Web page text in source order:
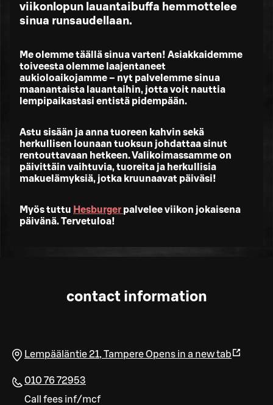
viikonlopun lauantaibuffa hemmottelee
sinua runsaudellaan.
Me olemme täällä sinua varten! Asiakkaidemme
toiveesta olemme laajentaneet
aukioloaikojamme – nyt palvelemme sinua
maanantaista lauantaihin, jotta voit nauttia
lempipaikastasi entistä pidempään.
Astu sisään ja anna tuoreen kahvin sekä
herkullisen lounaan tuoksun johdattaa sinut
rentouttavaan hetkeen. Valikoimassamme on
päivittäin vaihtuvia, tuoreita ja herkullisia
makuelämyksiä, jotka kruunaavat päiväsi!
Myös tuttu Hesburger palvelee viikon jokaisena
päivänä. Tervetuloa!
contact information
Lempääläntie 21, TampereOpens in a new tab
010 76 72953
Call fees inf/mcf